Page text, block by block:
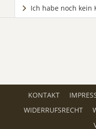
Ich habe noch kein
KONTAKT
WIDERRUFSRECHT